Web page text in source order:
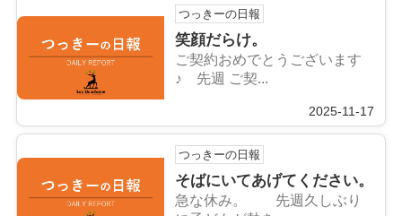
つっきーの日報
笑顔だらけ。
ご契約おめでとうございます
♪ 先週 ご契...
2025-11-17
つっきーの日報
そばにいてあげてください。
急な休み。 先週久しぶり